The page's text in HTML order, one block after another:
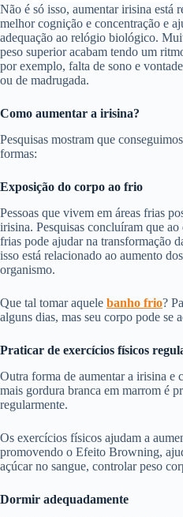
Não é só isso, aumentar irisina está
melhor cognição e concentração e
adequação ao relógio biológico.
peso superior acabam tendo um
por exemplo, falta de sono e
ou de madrugada.
Como aumentar a irisina?
Pesquisas mostram que
formas:
Exposição do corpo ao frio
Pessoas que vivem em áreas frias
irisina. Pesquisas concluíram que
frias pode ajudar na transformação
isso está relacionado ao aumento
organismo.
Que tal tomar aquele banho frio?
alguns dias, mas seu corpo pode se
Praticar de exercícios físicos
Outra forma de aumentar a irisina e
mais gordura branca em marrom é
regularmente.
Os exercícios físicos ajudam a
promovendo o Efeito Browning,
açúcar no sangue, controlar peso
Dormir adequadamente